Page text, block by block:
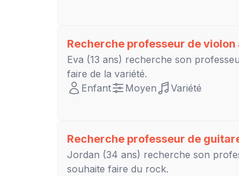
Recherche professeur de violon
Eva (13 ans) recherche son
faire de la variété.
Enfant
Moyen Variété
Recherche professeur de
Jordan (34 ans) recherche son
souhaite faire du rock.